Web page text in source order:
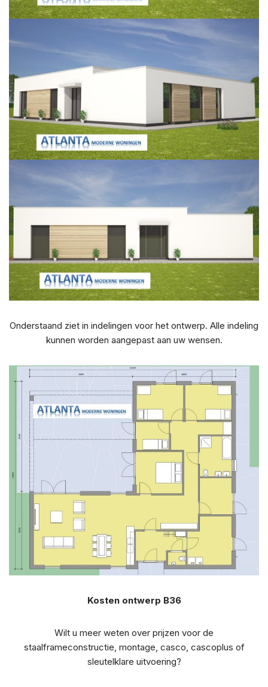
Onderstaand ziet in indelingen voor het ontwerp. Alle indeling
kunnen worden aangepast aan uw wensen.
Kosten ontwerp B36
Wilt u meer weten over prijzen voor de
staalframeconstructie, montage, casco, cascoplus of
sleutelklare uitvoering?